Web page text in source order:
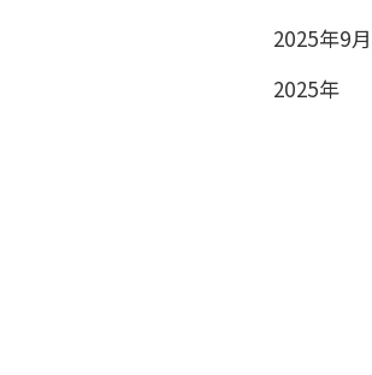
2025年9月
2025年